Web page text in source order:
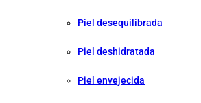
Piel desequilibrada
Piel deshidratada
Piel envejecida